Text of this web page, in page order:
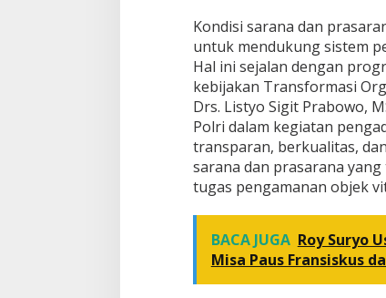
Kondisi sarana dan
untuk mendukung sistem
Hal ini sejalan dengan
kebijakan Transformasi
Drs. Listyo Sigit Prabowo,
Polri dalam kegiatan
transparan, berkualitas,
sarana dan prasarana
tugas pengamanan objek
BACA JUGA Roy Suryo
Misa Paus Fransiskus